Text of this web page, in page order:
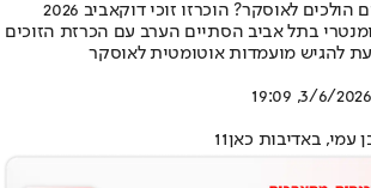
לאוסקר? הוכרזו זוכי דוקאביב 2026
בתל אביב הסתיים הערב עם הכרזת הזוכים
להגיש מועמדות אוטומטית לאוסקר
3/6/2026, 19:09
באדיבות כאן11